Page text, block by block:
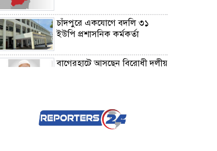
চাঁদপুরে একযোগে বদলি ৩১
ইউপি প্রশাসনিক কর্মকর্তা
বাগেরহাটে আসছেন বিরোধী দলীয়
সংস্কার কাজের উদ্বোধন করলেন
এমপি বাচ্চু মোল্লা